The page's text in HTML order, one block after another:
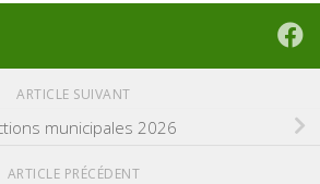
ARTICLE SUIVANT
municipales 2026
ARTICLE PRÉCÉDENT